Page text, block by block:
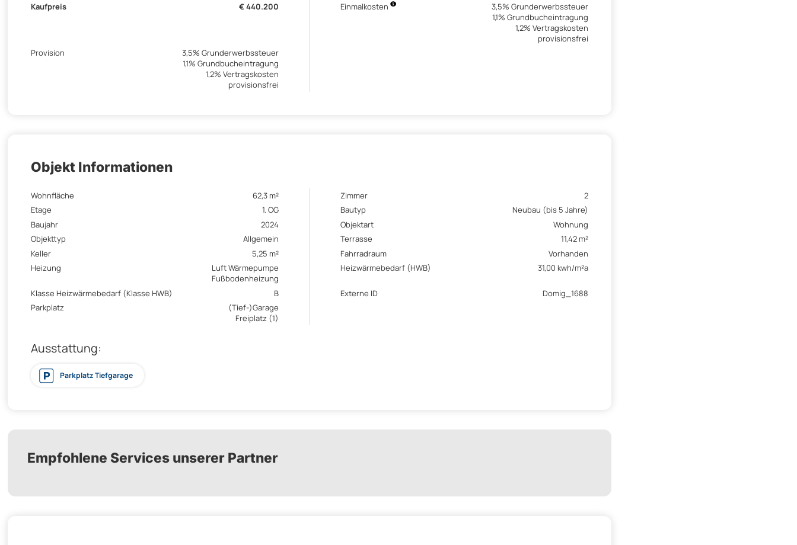
Kaufpreis € 440.200 Einmalkosten
3,5% Grunderwerbssteuer
1,1% Grundbucheintragung
1,2% Vertragskosten
provisionsfrei
Provision
3,5% Grunderwerbssteuer
1,1% Grundbucheintragung
1,2% Vertragskosten
provisionsfrei
Objekt Informationen
Wohnfläche 62,3 m² Zimmer
2
Etage
1. OG Bautyp
Neubau (bis 5 Jahre)
Baujahr
2024 Objektart
Wohnung
Objekttyp
Allgemein Terrasse
11,42 m²
Keller
5,25 m² Fahrradraum
Vorhanden
Heizung
Luft Wärmepumpe
Fußbodenheizung
Heizwärmebedarf (HWB) 31,00 kwh/m²a
Klasse Heizwärmebedarf (Klasse HWB) B Externe ID
Domig_1688
Parkplatz
(Tief-)Garage
Freiplatz (1)
Ausstattung:
Parkplatz Tiefgarage
Empfohlene Services unserer Partner